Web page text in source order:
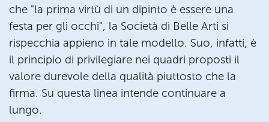
che "la prima virtù di un dipinto è essere una
festa per gli occhi", la Società di Belle Arti si
rispecchia appieno in tale modello. Suo, infatti, è
il principio di privilegiare nei quadri proposti il
valore durevole della qualità piuttosto che la
firma. Su questa linea intende continuare a
lungo.